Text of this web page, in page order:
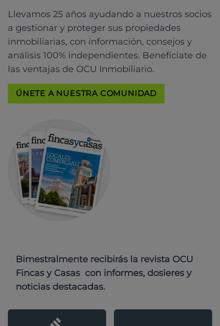
Llevamos 25 años ayudando a nuestros socios
a gestionar y proteger sus propiedades
inmobiliarias, con información, consejos y
análisis 100% independientes. Benefíciate de
las ventajas de OCU Inmobiliario.
ÚNETE A NUESTRA COMUNIDAD
Bimestralmente recibirás la revista OCU
Fincas y Casas con informes, dosieres y
noticias destacadas.